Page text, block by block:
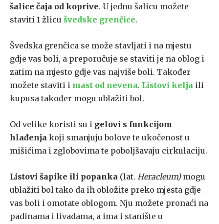
šalice čaja od koprive. U jednu šalicu možete
staviti 1 žlicu švedske grenčice.
Švedska grenčica se može stavljati i na mjestu
gdje vas boli, a preporučuje se staviti je na oblog i
zatim na mjesto gdje vas najviše boli. Također
možete staviti i mast od nevena. Listovi kelja ili
kupusa također mogu ublažiti bol.
Od velike koristi su i gelovi s funkcijom
hlađenja koji smanjuju bolove te ukočenost u
mišićima i zglobovima te poboljšavaju cirkulaciju.
Listovi šapike ili popanka (lat. Heracleum) mogu
ublažiti bol tako da ih obložite preko mjesta gdje
vas boli i omotate oblogom. Nju možete pronaći na
padinama i livadama, a ima i stanište u